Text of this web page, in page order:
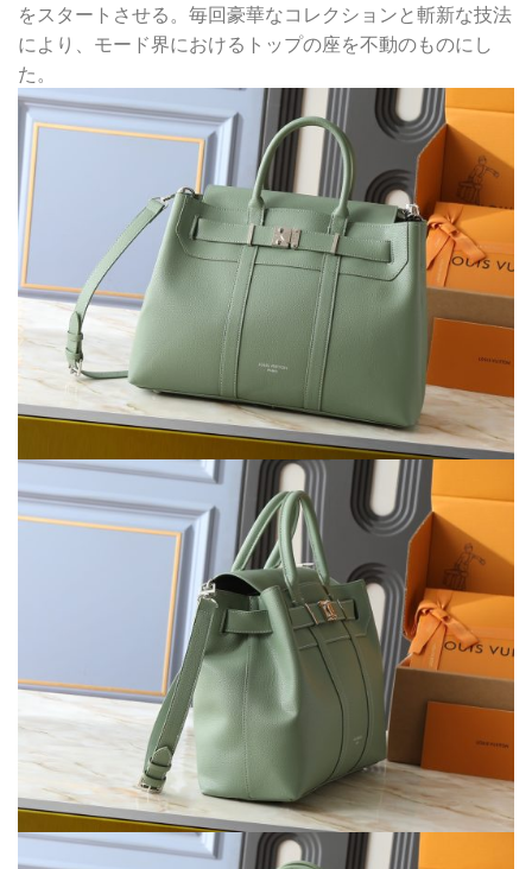
をスタートさせる。毎回豪華なコレクションと斬新な技法
により、モード界におけるトップの座を不動のものにし
た。